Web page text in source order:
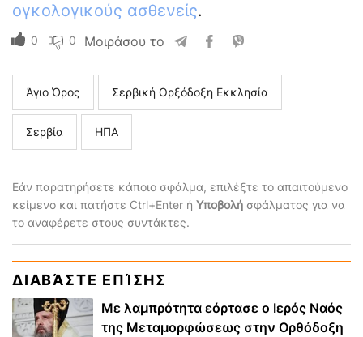
ογκολογικούς ασθενείς.
0 0 Μοιράσου το
Άγιο Όρος Σερβική Ορξόδοξη Εκκλησία
Σερβία ΗΠΑ
Εάν παρατηρήσετε κάποιο σφάλμα, επιλέξτε το απαιτούμενο
κείμενο και πατήστε Ctrl+Enter ή Υποβολή σφάλματος για να
το αναφέρετε στους συντάκτες.
ΔΙΑΒΆΣΤΕ ΕΠΊΣΗΣ
Με λαμπρότητα εόρτασε ο Ιερός Ναός
της Μεταμορφώσεως στην Ορθόδοξη